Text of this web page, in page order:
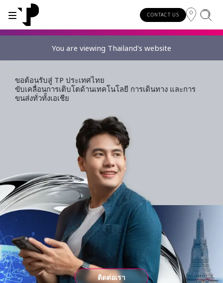
CONTACT US
About TP
Awards and recognition
Security and process excellence
Newsroom
AI solutions
End-to-end CX services
Consulting services
Specialized services
Our delivery models
Automotive
Energy and utilities
Gaming
Government
Healthcare
Insurance
Media
Retail and e-commerce
TP.ai Talks Videocast
Blog
Reports
Infographic
Our values and philosophy
Work from home
Job opportunities
For Fun Festival
Our vision
Our planet
Group policies
Investors homepage
Investor information
Publications and events
Individual shareholders
You are viewing Thailand's website
ขอต้อนรับสู่ TP ประเทศไทย
ขับเคลื่อนการเติบโตด้านเทคโนโลยี การเดินทาง และการ
ขนส่งทั่วทั้งเอเชีย
ติดต่อเรา